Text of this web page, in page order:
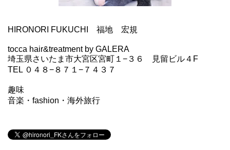
HIRONORI FUKUCHI 福地 宏規
tocca hair&treatment by GALERA
埼玉県さいたま市大宮区宮町１−３６ 見留ビル４F
TEL ０４８−８７１−７４３７
趣味
音楽・fashion・海外旅行